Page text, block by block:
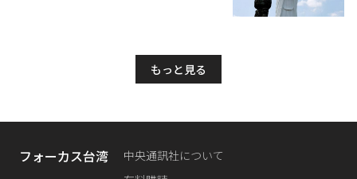
もっと見る
フォーカス台湾
中央通訊社について